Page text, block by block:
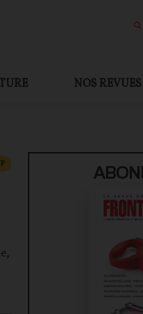
NOS REVUES
P
CONTENU PAYANT